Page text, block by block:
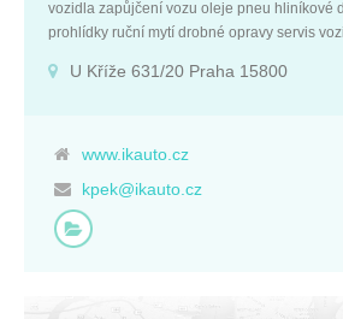
vozidla zapůjčení vozu oleje pneu hliníkové
prohlídky ruční mytí drobné opravy servis
U Kříže 631/20 Praha 15800
www.ikauto.cz
kpek@ikauto.cz